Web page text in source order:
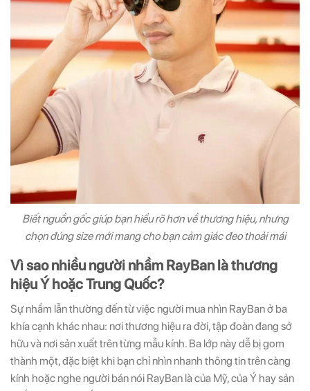
Biết nguồn gốc giúp bạn hiểu rõ hơn về thương hiệu, nhưng
chọn đúng size mới mang cho bạn cảm giác đeo thoải mái
Vì sao nhiều người nhầm RayBan là thương
hiệu Ý hoặc Trung Quốc?
Sự nhầm lẫn thường đến từ việc người mua nhìn RayBan ở ba
khía cạnh khác nhau: nơi thương hiệu ra đời, tập đoàn đang sở
hữu và nơi sản xuất trên từng mẫu kính. Ba lớp này dễ bị gom
thành một, đặc biệt khi bạn chỉ nhìn nhanh thông tin trên càng
kính hoặc nghe người bán nói RayBan là của Mỹ, của Ý hay sản